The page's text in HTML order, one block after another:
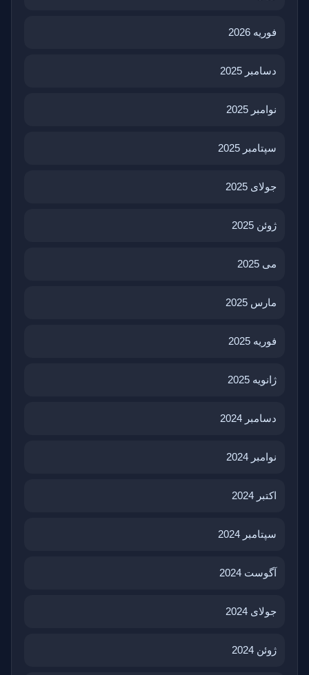
فوریه 2026
دسامبر 2025
نوامبر 2025
سپتامبر 2025
جولای 2025
ژوئن 2025
می 2025
مارس 2025
فوریه 2025
ژانویه 2025
دسامبر 2024
نوامبر 2024
اکتبر 2024
سپتامبر 2024
آگوست 2024
جولای 2024
ژوئن 2024